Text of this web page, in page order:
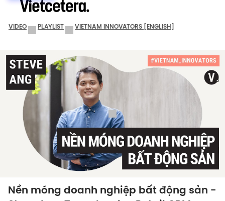
VIDEO PLAYLIST VIETNAM INNOVATORS [ENGLISH]
Nền móng doanh nghiệp bất động sản -